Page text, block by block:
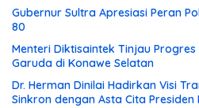
Gubernur Sultra Apresiasi Peran
80
Menteri Diktisaintek Tinjau Progres
Garuda di Konawe Selatan
Dr. Herman Dinilai Hadirkan Visi
Sinkron dengan Asta Cita Presiden